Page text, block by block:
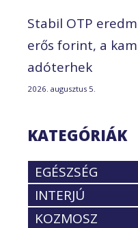
Stabil OTP
erős forint, a
adóterhek
2026. augusztus 5.
KATEGÓRIÁK
EGÉSZSÉG
INTERJÚ
KOZMOSZ